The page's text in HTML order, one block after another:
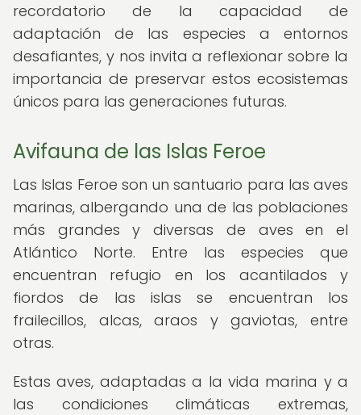
recordatorio de la capacidad de
adaptación de las especies a entornos
desafiantes, y nos invita a reflexionar sobre la
importancia de preservar estos ecosistemas
únicos para las generaciones futuras.
Avifauna de las Islas Feroe
Las Islas Feroe son un santuario para las aves
marinas, albergando una de las poblaciones
más grandes y diversas de aves en el
Atlántico Norte. Entre las especies que
encuentran refugio en los acantilados y
fiordos de las islas se encuentran los
frailecillos, alcas, araos y gaviotas, entre
otras.
Estas aves, adaptadas a la vida marina y a
las condiciones climáticas extremas,